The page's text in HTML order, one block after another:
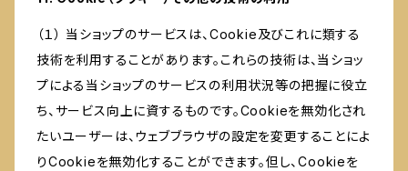
（１） 当ショップのサービスは、Cookie及びこれに類する
技術を利用することがあります。これらの技術は、当ショッ
プによる当ショップのサービスの利用状況等の把握に役立
ち、サービス向上に資するものです。Cookieを無効化され
たいユーザーは、ウェブブラウザの設定を変更することによ
りCookieを無効化することができます。但し、Cookieを